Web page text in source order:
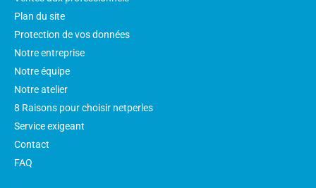
Plan du site
Protection de vos données
Notre entreprise
Notre équipe
Notre atelier
8 Raisons pour choisir netperles
Service exigeant
Contact
FAQ